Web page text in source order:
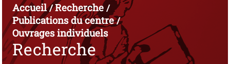
Accueil/Recherche/
Publications du centre/
Ouvrages individuels
Recherche